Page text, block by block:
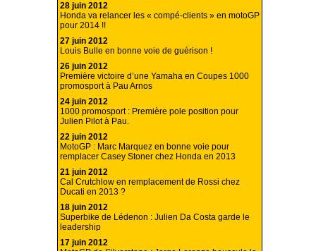
28 juin 2012
Honda va relancer les « compé-clients » en motoGP
pour 2014 !!
27 juin 2012
Louis Bulle en bonne voie de guérison !
26 juin 2012
Première victoire d’une Yamaha en Coupes 1000
promosport à Pau Arnos
24 juin 2012
1000 promosport : Première pole position pour
Julien Pilot à Pau.
22 juin 2012
MotoGP : Marc Marquez en bonne voie pour
remplacer Casey Stoner chez Honda en 2013
21 juin 2012
Cal Crutchlow en remplacement de Rossi chez
Ducati en 2013 ?
18 juin 2012
Superbike de Lédenon : Julien Da Costa garde le
leadership
17 juin 2012